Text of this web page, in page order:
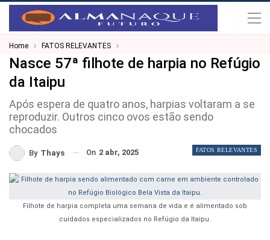
Home FATOS RELEVANTES
Nasce 57ª filhote de harpia no Refúgio
da Itaipu
Após espera de quatro anos, harpias voltaram a se
reproduzir. Outros cinco ovos estão sendo
chocados
FATOS RELEVANTES
By Thays On 2 abr, 2025
Filhote de harpia completa uma semana de vida e é alimentado sob
cuidados especializados no Refúgio da Itaipu.